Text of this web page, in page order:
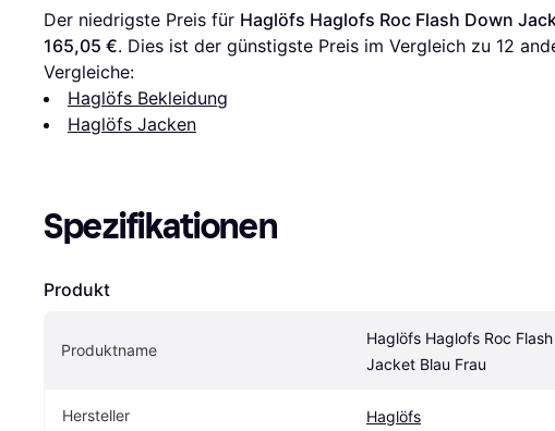
Der niedrigste Preis für Haglöfs Haglofs Roc Flash Down
165,05 €. Dies ist der günstigste Preis im Vergleich zu 12
Vergleiche:
Haglöfs Bekleidung
Haglöfs Jacken
Spezifikationen
Produkt
Produktname
Haglöfs Haglofs Roc
Jacket Blau Frau
Hersteller Haglöfs